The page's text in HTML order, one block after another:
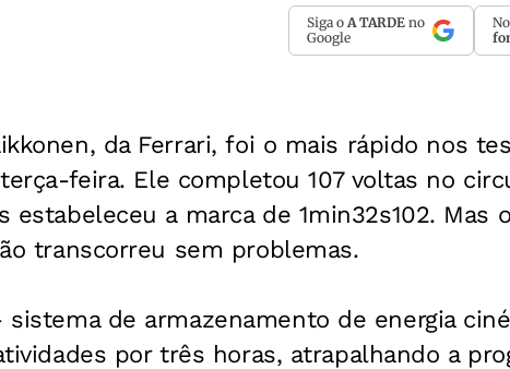
Siga o A TARDE no
Google
da Ferrari, foi o mais rápido nos
feira. Ele completou 107 voltas no
estabeleceu a marca de 1min32s102. Mas
transcorreu sem problemas.
sistema de armazenamento de energia
por três horas, atrapalhando a